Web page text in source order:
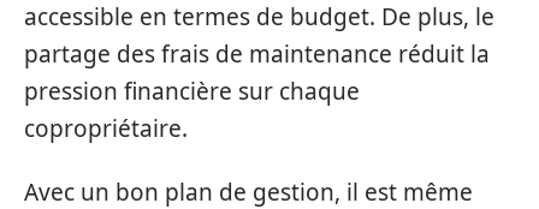
accessible en termes de budget. De plus, le
partage des frais de maintenance réduit la
pression financière sur chaque
copropriétaire.
Avec un bon plan de gestion, il est même